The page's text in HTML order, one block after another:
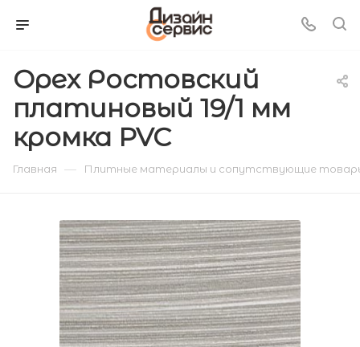
Орех Ростовский
платиновый 19/1 мм
кромка PVC
Главная — Плитные материалы и сопутствующие